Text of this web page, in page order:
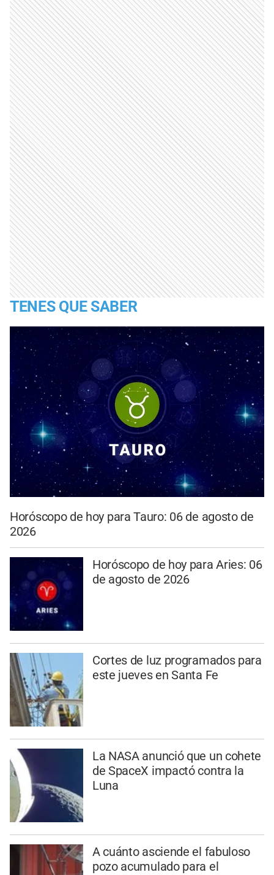
TENES QUE SABER
Horóscopo de hoy para Tauro: 06 de agosto de
2026
Horóscopo de hoy para Aries: 06
de agosto de 2026
Cortes de luz programados para
este jueves en Santa Fe
La NASA anunció que un cohete
de SpaceX impactó contra la
Luna
A cuánto asciende el fabuloso
pozo acumulado para el